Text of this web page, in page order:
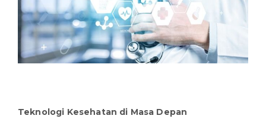
Teknologi Kesehatan di Masa Depan